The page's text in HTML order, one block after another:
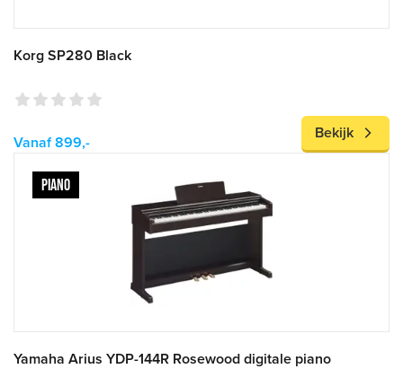
Korg SP280 Black
Vanaf 899,-
Bekijk
PIANO
Yamaha Arius YDP-144R Rosewood digitale piano